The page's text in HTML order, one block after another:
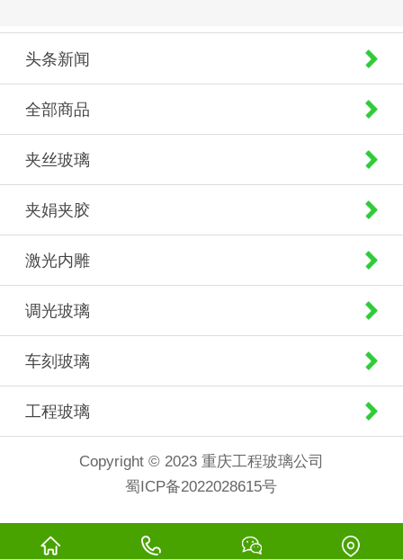
头条新闻
全部商品
夹丝玻璃
夹娟夹胶
激光内雕
调光玻璃
车刻玻璃
工程玻璃
Copyright © 2023 重庆工程玻璃公司
蜀ICP备2022028615号